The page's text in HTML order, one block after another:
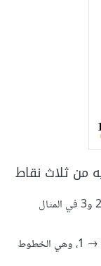
من ثلاث نقاط
ارسم النقاط الثلاث، والتي تمثلها النقاط 1 و2 و3 في المثال
صل بين النقاط السابقة باتجاه واحد 3 → 2 → 1، وهي الخطوط